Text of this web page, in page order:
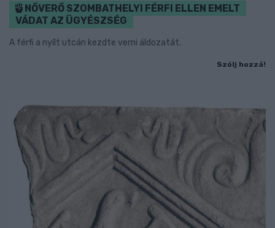
NŐVERŐ SZOMBATHELYI FÉRFI ELLEN EMELT
VÁDAT AZ ÜGYÉSZSÉG
A férfi a nyílt utcán kezdte verni áldozatát.
Szólj hozzá!